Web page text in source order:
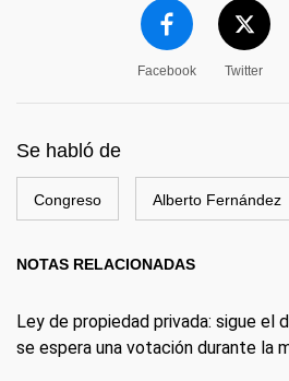
Facebook Twitter
Se habló de
Congreso Alberto Fernández
NOTAS RELACIONADAS
Ley de propiedad privada: sigue el
se espera una votación durante la